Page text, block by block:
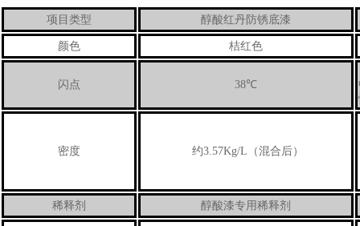
项目类型 醇酸红丹防锈底漆
颜色 桔红色
闪点 38℃
密度 约3.57Kg/L（混合后）
稀释剂 醇酸漆专用稀释剂